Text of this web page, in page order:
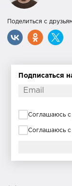
Поделиться с
Подписаться
Соглашаюсь с
Соглашаюсь с